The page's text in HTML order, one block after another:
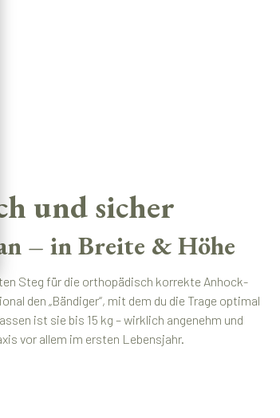
und sicher
– in Breite & Höhe
Steg für die orthopädisch korrekte Anhock-
den „Bändiger“, mit dem du die Trage optimal
ist sie bis 15 kg – wirklich angenehm und
vor allem im ersten Lebensjahr.